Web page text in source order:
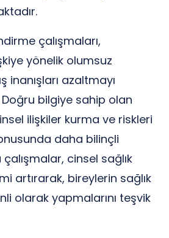
çalışmaları,
yönelik olumsuz
inanışları azaltmayı
bilgiye sahip olan
ilişkiler kurma ve riskleri
daha bilinçli
cinsel sağlık
artırarak, bireylerin sağlık
olarak yapmalarını teşvik